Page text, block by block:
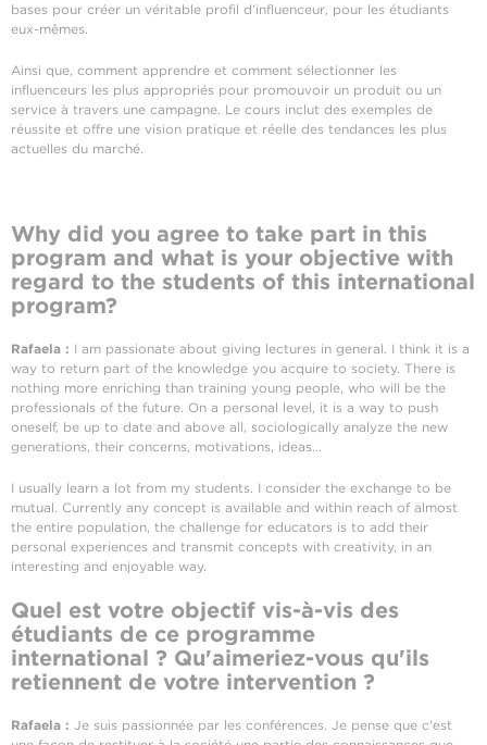
bases pour créer un véritable profil d’influenceur, pour les étudiants
eux-mêmes.
Ainsi que, comment apprendre et comment sélectionner les
influenceurs les plus appropriés pour promouvoir un produit ou un
service à travers une campagne. Le cours inclut des exemples de
réussite et offre une vision pratique et réelle des tendances les plus
actuelles du marché.
Why did you agree to take part in this
program and what is your objective with
regard to the students of this international
program?
Rafaela : I am passionate about giving lectures in general. I think it is a
way to return part of the knowledge you acquire to society. There is
nothing more enriching than training young people, who will be the
professionals of the future. On a personal level, it is a way to push
oneself, be up to date and above all, sociologically analyze the new
generations, their concerns, motivations, ideas...
I usually learn a lot from my students. I consider the exchange to be
mutual. Currently any concept is available and within reach of almost
the entire population, the challenge for educators is to add their
personal experiences and transmit concepts with creativity, in an
interesting and enjoyable way.
Quel est votre objectif vis-à-vis des
étudiants de ce programme
international ? Qu'aimeriez-vous qu'ils
retiennent de votre intervention ?
Rafaela : Je suis passionnée par les conférences. Je pense que c'est